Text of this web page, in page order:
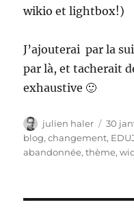
wikio et lightbox!)
J’ajouterai par la
par là, et tacherait
exhaustive 🙂
Auteur
julien haler
le
30
blog,changement,
abandonnée,thème,